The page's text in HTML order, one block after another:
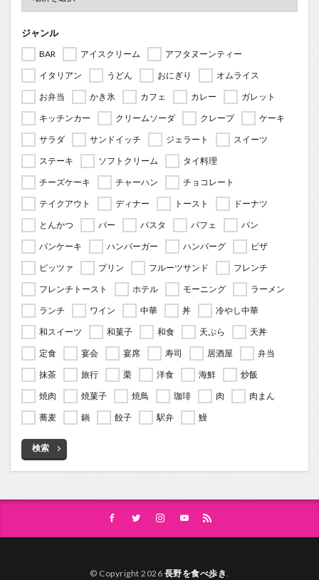
ジャンル
BAR アイスクリーム
アフタヌーンティー
イタリアン
うどん おにぎり
オムライス
お弁当
かき氷 カフェ カレー
ガレット
キッチンカー
クリームソーダ クレープ
ケーキ
サラダ
サンドイッチ ジェラート
スイーツ
ステーキ
ソフトクリーム
タイ料理
チーズケーキ
チャーハン
チョコレート
テイクアウト
ディナー トースト
ドーナツ
とんかつ
バー パスタ パフェ
パン
パンケーキ
ハンバーガー ハンバーグ
ピザ
ピッツァ
プリン フルーツサンド
フレンチ
フレンチトースト
ホテル モーニング
ラーメン
ランチ
ワイン 中華 丼
冷やし中華
和スイーツ
和菓子 和食 天ぷら
天丼
定食
宴会 宴席 寿司 居酒屋
弁当
抹茶
旅行 栗 洋食 海鮮
炒飯
焼肉
焼菓子 焼鳥 珈琲 肉
肉まん
蕎麦
鍋 餃子 駅弁 鰻
検索
© Copyright 2026 長野を食べ歩き.